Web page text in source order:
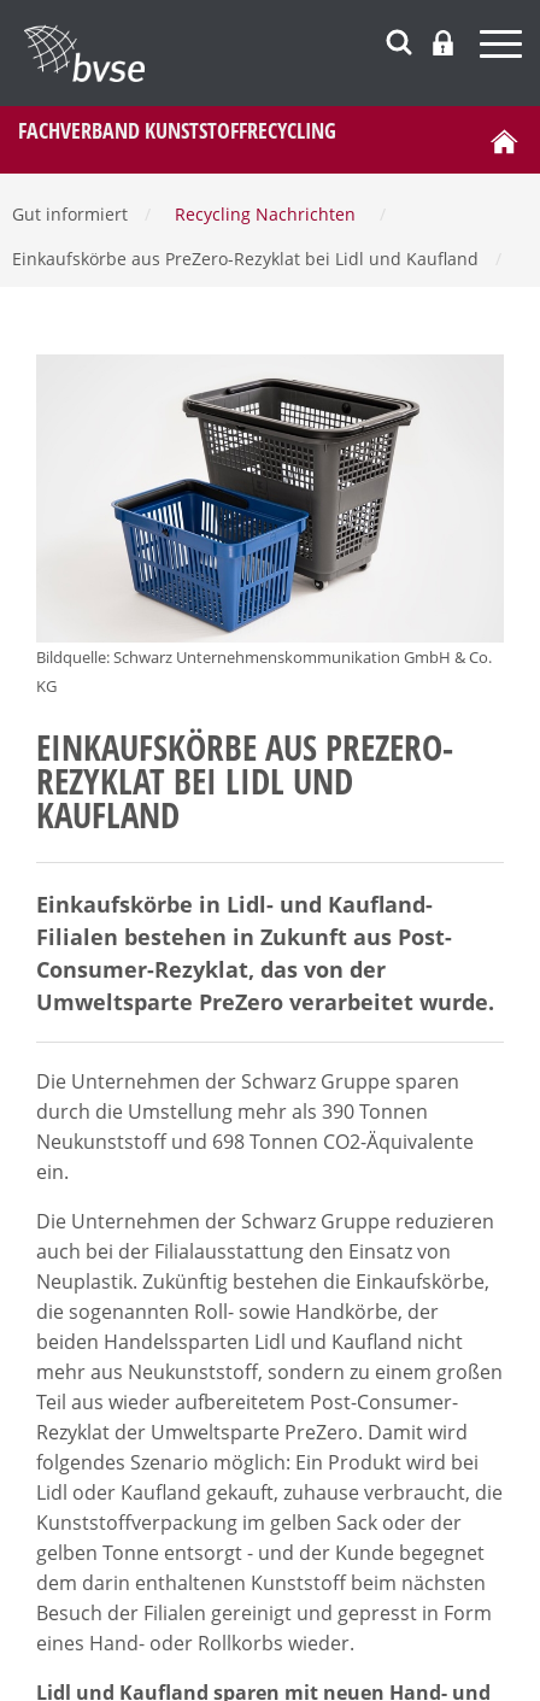
FACHVERBAND KUNSTSTOFFRECYCLING
Gut informiert Recycling Nachrichten
Einkaufskörbe aus PreZero-Rezyklat bei Lidl und Kaufland
Bildquelle: Schwarz Unternehmenskommunikation GmbH & Co.
KG
EINKAUFSKÖRBE AUS PREZERO-
REZYKLAT BEI LIDL UND
KAUFLAND
Einkaufskörbe in Lidl- und Kaufland-
Filialen bestehen in Zukunft aus Post-
Consumer-Rezyklat, das von der
Umweltsparte PreZero verarbeitet wurde.
Die Unternehmen der Schwarz Gruppe sparen
durch die Umstellung mehr als 390 Tonnen
Neukunststoff und 698 Tonnen CO2-Äquivalente
ein.
Die Unternehmen der Schwarz Gruppe reduzieren
auch bei der Filialausstattung den Einsatz von
Neuplastik. Zukünftig bestehen die Einkaufskörbe,
die sogenannten Roll- sowie Handkörbe, der
beiden Handelssparten Lidl und Kaufland nicht
mehr aus Neukunststoff, sondern zu einem großen
Teil aus wieder aufbereitetem Post-Consumer-
Rezyklat der Umweltsparte PreZero. Damit wird
folgendes Szenario möglich: Ein Produkt wird bei
Lidl oder Kaufland gekauft, zuhause verbraucht, die
Kunststoffverpackung im gelben Sack oder der
gelben Tonne entsorgt - und der Kunde begegnet
dem darin enthaltenen Kunststoff beim nächsten
Besuch der Filialen gereinigt und gepresst in Form
eines Hand- oder Rollkorbs wieder.
Lidl und Kaufland sparen mit neuen Hand- und